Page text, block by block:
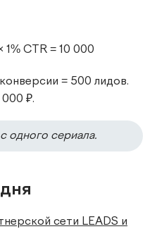
CTR = 10 000
= 500 лидов.
₽.
одного сериала.
сети LEADS и